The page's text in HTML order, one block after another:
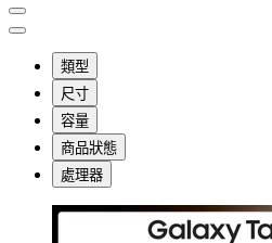
類型
尺寸
容量
商品狀態
處理器